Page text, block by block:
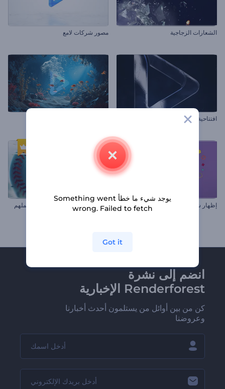
الشعارات الزجاجية مصور شركات لامع
افتتاحية سينمائية مظلمة
إظهار شعار المظهر السينمائي شعار كرات الرياضة ثلاثى الأبعاد الملهم
انضم إلى نشرة
Renderforest الإخبارية
كن من بين أوائل من يستلمون أحدث أخبارنا
وعروضنا
يوجد شيء ما خطأ Something went
wrong. Failed to fetch
Got it